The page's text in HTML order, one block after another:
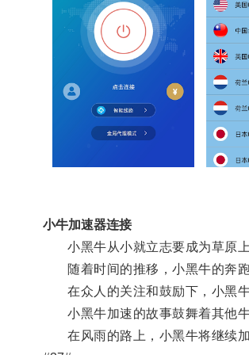
小牛加速器连接
小黑牛从小就立志要成为草原上
随着时间的推移，小黑牛的奔跑
在众人的关注和鼓励下，小黑牛
小黑牛加速的故事鼓舞着其他牛
在风雨的路上，小黑牛将继续加